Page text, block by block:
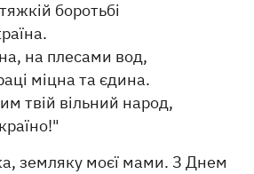
боротьбі
на плесами вод,
міцна та єдина.
твій вільний народ,
земляку моєї мами. З Днем